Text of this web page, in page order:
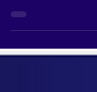
riches et de débats